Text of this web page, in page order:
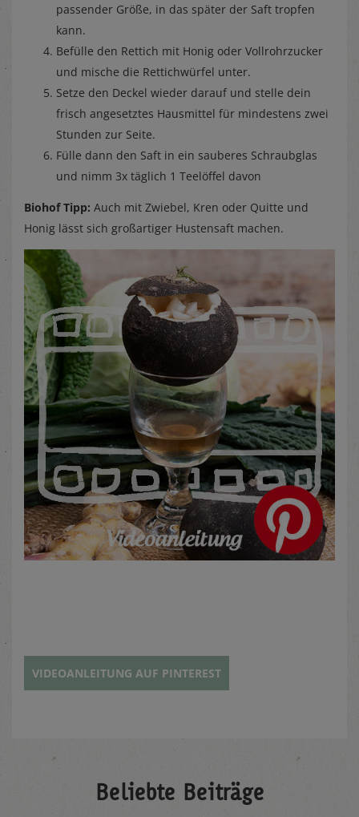
passender Größe, in das später der Saft tropfen
kann.
Befülle den Rettich mit Honig oder Vollrohrzucker
und mische die Rettichwürfel unter.
Setze den Deckel wieder darauf und stelle dein
frisch angesetztes Hausmittel für mindestens zwei
Stunden zur Seite.
Fülle dann den Saft in ein sauberes Schraubglas
und nimm 3x täglich 1 Teelöffel davon
Biohof Tipp: Auch mit Zwiebel, Kren oder Quitte und
Honig lässt sich großartiger Hustensaft machen.
VIDEOANLEITUNG AUF PINTEREST
Beliebte Beiträge